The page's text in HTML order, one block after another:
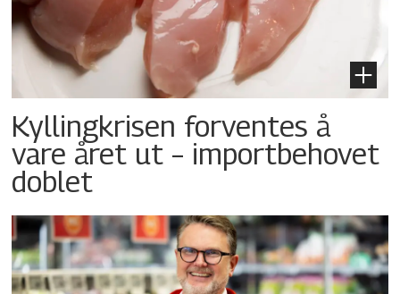
Kyllingkrisen forventes å
vare året ut – importbehovet
doblet